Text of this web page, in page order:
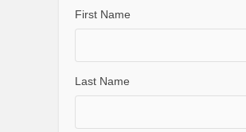
First Name
Last Name